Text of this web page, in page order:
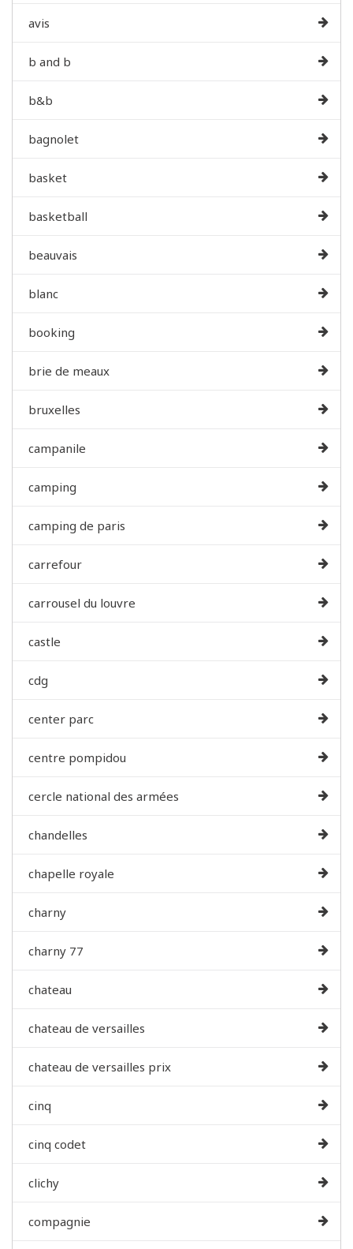
avis
b and b
b&b
bagnolet
basket
basketball
beauvais
blanc
booking
brie de meaux
bruxelles
campanile
camping
camping de paris
carrefour
carrousel du louvre
castle
cdg
center parc
centre pompidou
cercle national des armées
chandelles
chapelle royale
charny
charny 77
chateau
chateau de versailles
chateau de versailles prix
cinq
cinq codet
clichy
compagnie